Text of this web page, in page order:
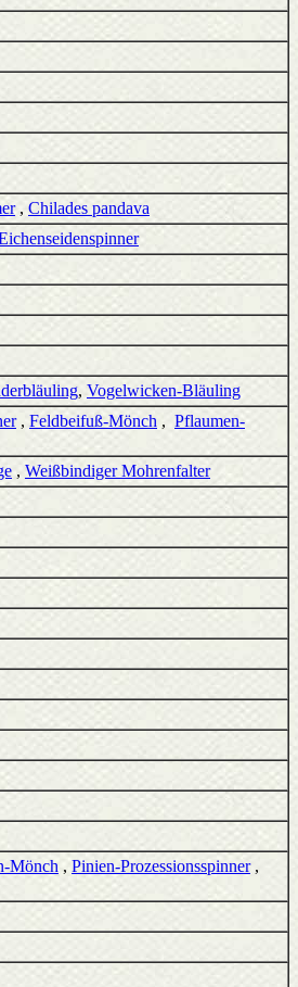
, Chilades pandava
, Vogelwicken-Bläuling
, Feldbeifuß-Mönch , Pflaumen-
, Weißbindiger Mohrenfalter
Mönch , Pinien-Prozessionsspinner,